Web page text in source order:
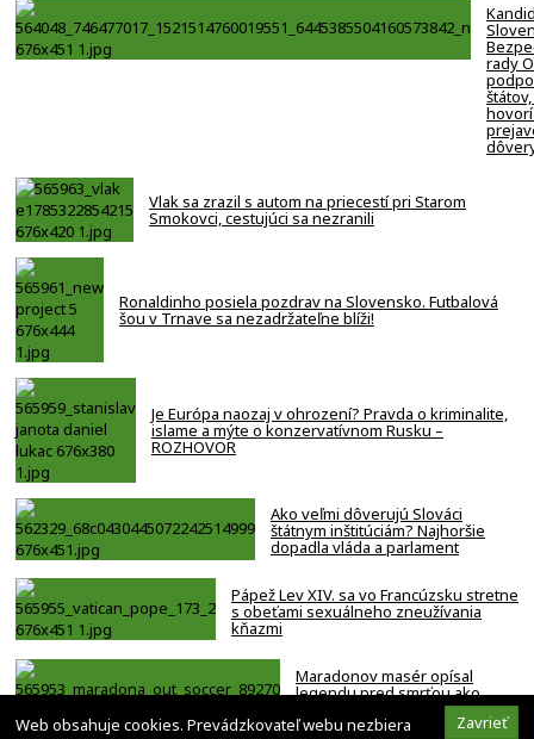
rady
Vlak sa zrazil s autom na priecestí pri Starom
Smokovci, cestujúci sa nezranili
Ronaldinho posiela pozdrav na Slovensko. Futbalová
šou v Trnave sa nezadržateľne blíži!
Je Európa naozaj v ohrození? Pravda o kriminalite,
islame a mýte o konzervatívnom Rusku –
ROZHOVOR
Ako veľmi dôverujú Slováci
štátnym inštitúciám? Najhoršie
dopadla vláda a parlament
Pápež Lev XIV. sa vo Francúzsku stretne
s obeťami sexuálneho zneužívania
kňazmi
Maradonov masér opísal
legendu pred smrťou ako
bezmocnú a rezignovanú
osobu Zavrieť
Web obsahuje cookies. Prevádzkovateľ webu nezbiera